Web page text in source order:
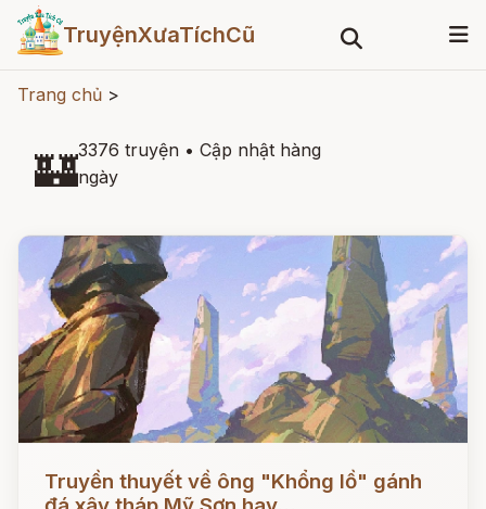
TruyệnXưaTíchCũ
Trang chủ >
🏰3376 truyện • Cập nhật hàng
ngày
Đọc ngay
Truyền thuyết về ông "Khổng lồ" gánh